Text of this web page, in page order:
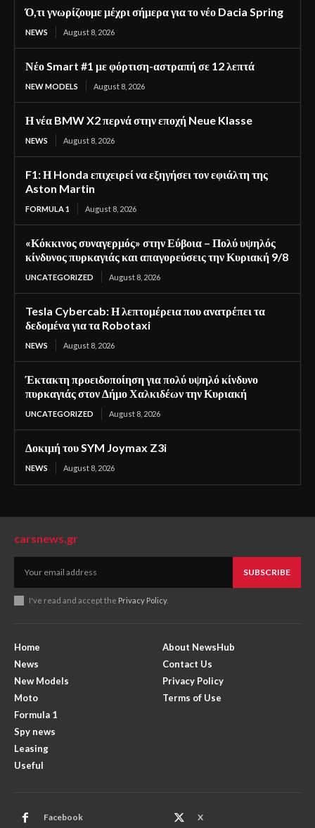
Ό,τι γνωρίζουμε μέχρι σήμερα για το νέο Dacia Spring
NEWS August 8, 2026
Νέο Smart #1 με φόρτιση-αστραπή σε 12 λεπτά
NEW MODELS August 8, 2026
Η νέα BMW X2 περνά στην εποχή Neue Klasse
NEWS August 8, 2026
F1: Η Honda επιχειρεί να εξηγήσει τον εφιάλτη της
Aston Martin
FORMULA 1 August 8, 2026
«Κόκκινος συναγερμός» στην Εύβοια – Πολύ υψηλός
κίνδυνος πυρκαγιάς και απαγορεύσεις την Κυριακή 9/8
UNCATEGORIZED August 8, 2026
Tesla Cybercab: Η λεπτομέρεια που ανατρέπει τα
δεδομένα για τα Robotaxi
NEWS August 8, 2026
Έκτακτη προειδοποίηση για πολύ υψηλό κίνδυνο
πυρκαγιάς στον Δήμο Χαλκιδέων την Κυριακή
UNCATEGORIZED August 8, 2026
Δοκιμή του SYM Joymax Z3i
NEWS August 8, 2026
carsnews.gr
SUBSCRIBE
I've read and accept the Privacy Policy.
Home
News
New Models
Moto
Formula 1
Spy news
Leasing
Useful
About NewsHub
Contact Us
Privacy Policy
Terms of Use
Facebook X